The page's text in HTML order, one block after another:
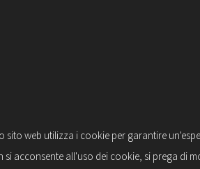
2026 Suono e vita. All right reserved
sito web utilizza i cookie per garantire
si acconsente all'uso dei cookie, si prega di